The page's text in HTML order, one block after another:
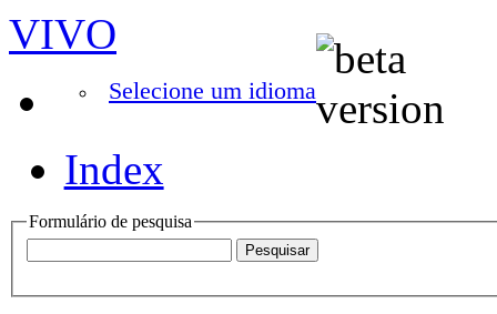
VIVO
Selecione um idioma
Index
Formulário de pesquisa